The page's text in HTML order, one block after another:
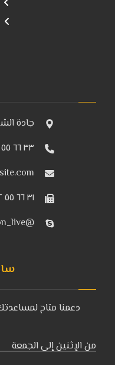
جادة
٣٣ ٦٦ ٥٥ ۲۲ ۹۷۱+
٣۱ ٦٦ ٥٥ ۲۲ ۹۷۱+
@construction_live
دعمنا متاح لمساعدتك على
من الإثنين إلى الجمعة